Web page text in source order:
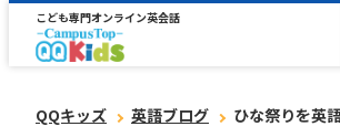
こども専門オンライン英会話
QQキッズ 英語ブログ ひな祭りを英語で説明しよう！